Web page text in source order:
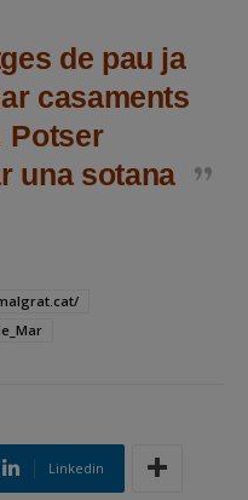
de pau ja
casaments
Potser
una sotana
Linkedin